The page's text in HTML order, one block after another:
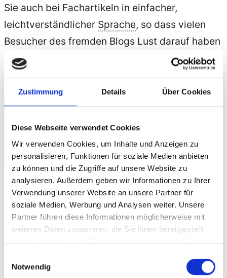
Zustimmung Details Über Cookies
Diese Webseite verwendet Cookies
Wir verwenden Cookies, um Inhalte und Anzeigen zu
personalisieren, Funktionen für soziale Medien anbieten
zu können und die Zugriffe auf unsere Website zu
analysieren. Außerdem geben wir Informationen zu Ihrer
Verwendung unserer Website an unsere Partner für
soziale Medien, Werbung und Analysen weiter. Unsere
Partner führen diese Informationen möglicherweise mit
weiteren Daten zusammen, die Sie ihnen bereitgestellt
haben oder die sie im Rahmen Ihrer Nutzung der Dienste
Notwendig
Sie auch bei Fachartikeln in einfacher,
leichtverständlicher Sprache, so dass vielen
Besucher des fremden Blogs Lust darauf haben
Ihren Gastartikel zu
! Schreiben Sie
interessant und anschaulich.
Linkaufbau mit Gastartikel –
auf was ist beim verlinken zu
achten?
Wie oben schon erwähnt, Ziel des Gastartikels
ist dass Ihre Webseite einen Backlink von einem
fremden Blog bekommt. Deswegen muss in
Ihrem Gastartikel ein Link enthalten sein.
Hierbei sollte es sich um einen Textlink handeln.
Über die Wichtigkeit des richtigen Textes in